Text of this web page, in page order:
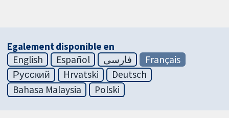
Egalement disponible en
English
Español فارسی
Français
Русский
Hrvatski
Deutsch
Bahasa Malaysia
Polski